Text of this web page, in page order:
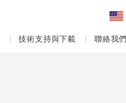
技術支持與下載 聯絡我們